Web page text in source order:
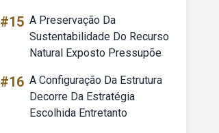
#15 A Preservação Da
Sustentabilidade Do Recurso
Natural Exposto Pressupõe
#16 A Configuração Da Estrutura
Decorre Da Estratégia
Escolhida Entretanto